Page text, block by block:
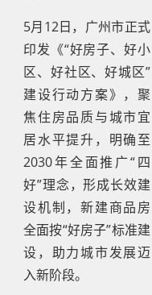
5月12日，广州市正式
印发《“好房子、好小
区、好社区、好城区”
建设行动方案》，聚
焦住房品质与城市宜
居水平提升，明确至
2030年全面推广“四
好”理念，形成长效建
设机制，新建商品房
全面按“好房子”标准建
设，助力城市发展迈
入新阶段。